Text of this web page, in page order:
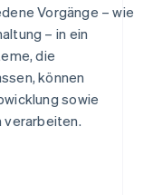
Vorgänge – wie
– in ein
die
können
sowie
verarbeiten.